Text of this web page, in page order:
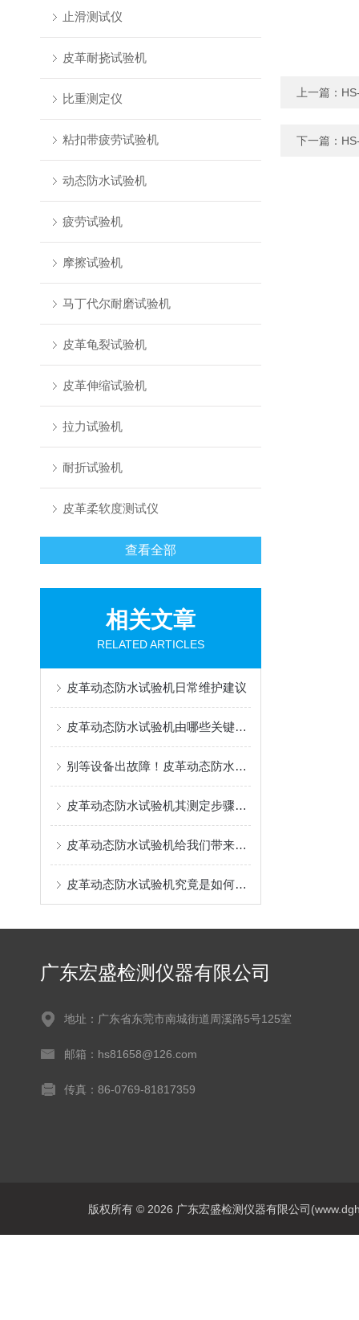
止滑测试仪
皮革耐挠试验机
比重测定仪
粘扣带疲劳试验机
动态防水试验机
疲劳试验机
摩擦试验机
马丁代尔耐磨试验机
皮革龟裂试验机
皮革伸缩试验机
拉力试验机
耐折试验机
皮革柔软度测试仪
查看全部
相关文章
RELATED ARTICLES
皮革动态防水试验机日常维护建议
皮革动态防水试验机由哪些关键构成？一文看清核心模块！
别等设备出故障！皮革动态防水试验机的保养秘诀，早掌握早省心
皮革动态防水试验机其测定步骤及使用事项分别是什么？
皮革动态防水试验机给我们带来了怎样的优点呢？
皮革动态防水试验机究竟是如何进行操作的呢？
上一篇：
下一篇：
广东宏盛检测仪器有限公司
地址：广东省东莞市南城街道周溪路5号125室
邮箱：hs81658@126.com
传真：86-0769-81817359
版权所有 © 2026 广东宏盛检测仪器有限公司